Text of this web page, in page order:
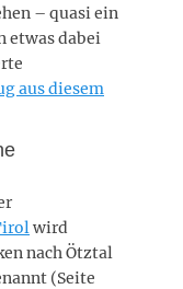
– quasi ein
etwas dabei
aus diesem
wird
nach Ötztal
(Seite